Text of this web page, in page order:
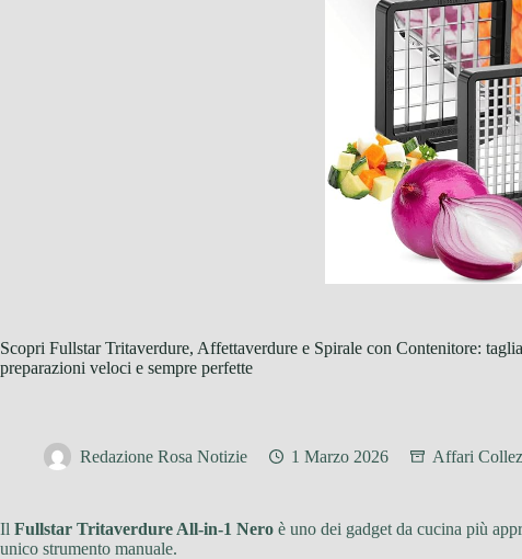
Scopri Fullstar Tritaverdure, Affettaverdure e Spirale con Contenitore:
preparazioni veloci e sempre perfette
Redazione Rosa Notizie 1 Marzo 2026 Affari
Il Fullstar Tritaverdure All-in-1 Nero è uno dei gadget da cucina più
unico strumento manuale.